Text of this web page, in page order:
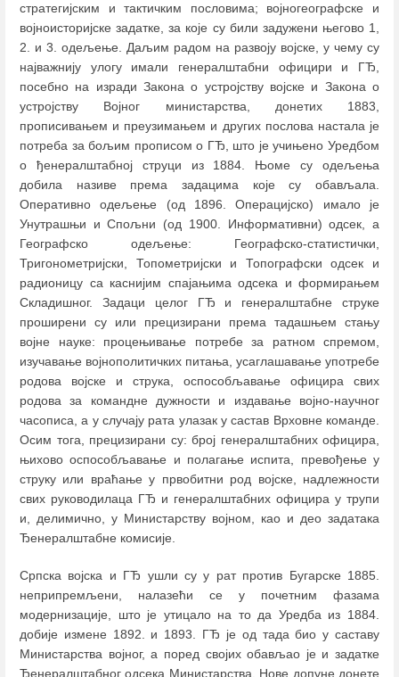
стратегијским и тактичким пословима; војногеографске и
војноисторијске задатке, за које су били задужени његово 1,
2. и 3. одељење. Даљим радом на развоју војске, у чему су
најважнију улогу имали генералштабни официри и ГЂ,
посебно на изради Закона о устројству војске и Закона о
устројству Војног министарства, донетих 1883,
прописивањем и преузимањем и других послова настала је
потреба за бољим прописом о ГЂ, што је учињено Уредбом
о ђенералштабној струци из 1884. Њоме су одељења
добила називе према задацима које су обављала.
Оперативно одељење (од 1896. Операцијско) имало је
Унутрашњи и Спољни (од 1900. Информативни) одсек, а
Географско одељење: Географско-статистички,
Тригонометријски, Топометријски и Топографски одсек и
радионицу са каснијим спајањима одсека и формирањем
Складишног. Задаци целог ГЂ и генералштабне струке
проширени су или прецизирани према тадашњем стању
војне науке: процењивање потребе за ратном спремом,
изучавање војнополитичких питања, усаглашавање употребе
родова војске и струка, оспособљавање официра свих
родова за командне дужности и издавање војно-научног
часописа, а у случају рата улазак у састав Врховне команде.
Осим тога, прецизирани су: број генералштабних официра,
њихово оспособљавање и полагање испита, превођење у
струку или враћање у првобитни род војске, надлежности
свих руководилаца ГЂ и генералштабних официра у трупи
и, делимично, у Министарству војном, као и део задатака
Ђенералштабне комисије.
Српска војска и ГЂ ушли су у рат против Бугарске 1885.
неприпремљени, налазећи се у почетним фазама
модернизације, што је утицало на то да Уредба из 1884.
добије измене 1892. и 1893. ГЂ је од тада био у саставу
Министарства војног, а поред својих обављао је и задатке
Ђенералштабног одсека Министарства. Нове допуне донете